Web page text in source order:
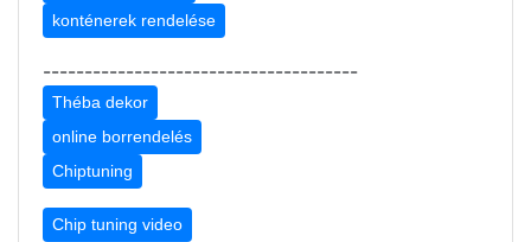
konténerek rendelése
--------------------------------------
Théba dekor
online borrendelés
Chiptuning
Chip tuning video